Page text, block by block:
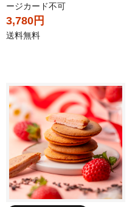
ージカード不可
3,780円
送料無料